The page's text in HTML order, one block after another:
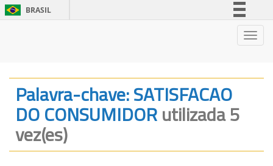
BRASIL
Legislação
Canais
Palavra-chave: SATISFACAO
DO CONSUMIDORutilizada 5
vez(es)